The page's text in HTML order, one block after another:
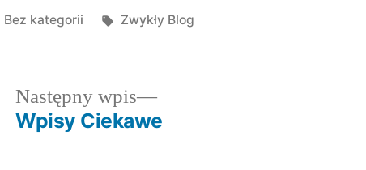
Posted
Bez kategorii Tagi:
Zwykły Blog
Następny wpis
Następny
wpis:
Wpisy Ciekawe